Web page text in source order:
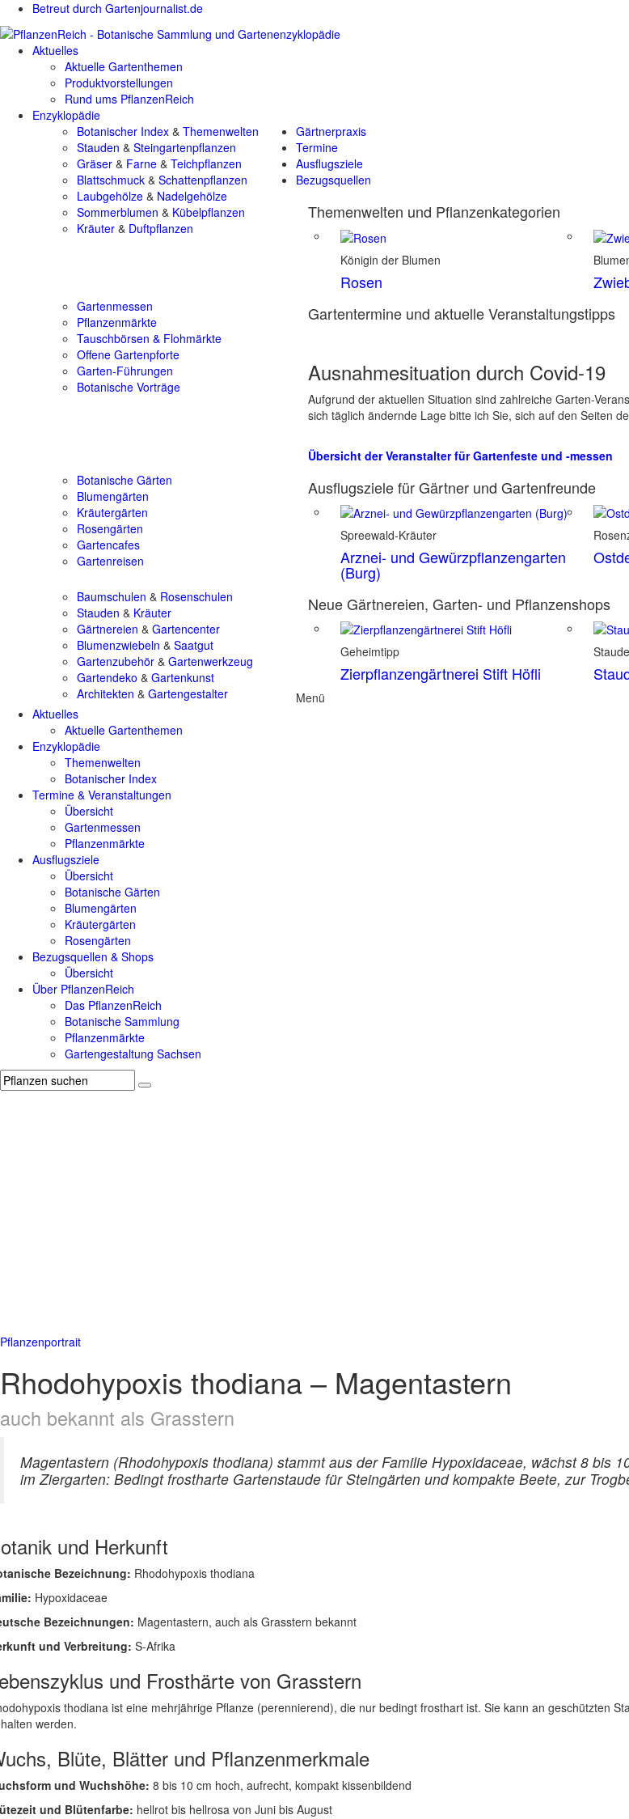
Betreut durch Gartenjournalist.de
Aktuelles
Aktuelle Gartenthemen
Produktvorstellungen
Rund ums PflanzenReich
Enzyklopädie
Botanischer Index & Themenwelten
Stauden & Steingartenpflanzen
Gräser & Farne & Teichpflanzen
Blattschmuck & Schattenpflanzen
Laubgehölze & Nadelgehölze
Sommerblumen & Kübelpflanzen
Kräuter & Duftpflanzen
Themenwelten und Pflanzenkategorien
Königin der Blumen
Rosen
Gärtnerpraxis
Termine
Gartenmessen
Pflanzenmärkte
Tauschbörsen & Flohmärkte
Offene Gartenpforte
Garten-Führungen
Botanische Vorträge
Gartentermine und aktuelle Veranstaltungstipps
Ausnahmesituation durch Covid-19
Aufgrund der aktuellen Situation sind zahlreiche Garten-
sich täglich ändernde Lage bitte ich Sie, sich auf den Seiten
Übersicht der Veranstalter für Gartenfeste und -messen
Ausflugsziele
Botanische Gärten
Blumengärten
Kräutergärten
Rosengärten
Gartencafes
Gartenreisen
Ausflugsziele für Gärtner und Gartenfreunde
Spreewald-Kräuter
Arznei- und Gewürzpflanzengarten
(Burg)
Bezugsquellen
Baumschulen & Rosenschulen
Stauden & Kräuter
Gärtnereien & Gartencenter
Blumenzwiebeln & Saatgut
Gartenzubehör & Gartenwerkzeug
Gartendeko & Gartenkunst
Architekten & Gartengestalter
Neue Gärtnereien, Garten- und Pflanzenshops
Geheimtipp
Zierpflanzengärtnerei Stift Höfli
Menü
Aktuelles
Aktuelle Gartenthemen
Enzyklopädie
Themenwelten
Botanischer Index
Termine & Veranstaltungen
Übersicht
Gartenmessen
Pflanzenmärkte
Ausflugsziele
Übersicht
Botanische Gärten
Blumengärten
Kräutergärten
Rosengärten
Bezugsquellen & Shops
Übersicht
Über PflanzenReich
Das PflanzenReich
Botanische Sammlung
Pflanzenmärkte
Gartengestaltung Sachsen
Pflanzenportrait
Rhodohypoxis thodiana – Magentastern
auch bekannt als Grasstern
Magentastern (Rhodohypoxis thodiana) stammt aus der Familie Hypoxidaceae, wächst 8 bis
im Ziergarten: Bedingt frostharte Gartenstaude für Steingärten und kompakte Beete, zur
und Herkunft
Bezeichnung: Rhodohypoxis thodiana
Hypoxidaceae
Bezeichnungen: Magentastern, auch als Grasstern bekannt
und Verbreitung: S-Afrika
und Frosthärte von Grasstern
thodiana ist eine mehrjährige Pflanze (perennierend), die nur bedingt frosthart ist. Sie kann an geschützten
werden.
Blüte, Blätter und Pflanzenmerkmale
und Wuchshöhe: 8 bis 10 cm hoch, aufrecht, kompakt kissenbildend
und Blütenfarbe: hellrot bis hellrosa von Juni bis August